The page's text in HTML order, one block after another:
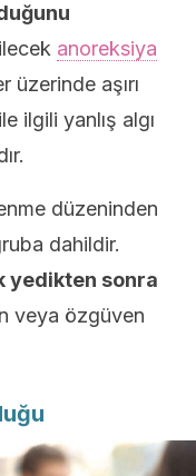
anoreksiya
aşırı
ilgili yanlış algı
düzeninden
dahildir.
yedikten sonra
veya özgüven